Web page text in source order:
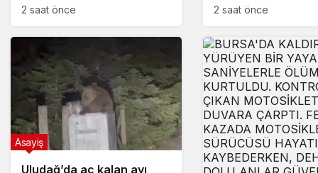
müdahale
2 saat önce
kamerasında
2 saat önce
Uludağ’da aç kalan ayı
Asayiş